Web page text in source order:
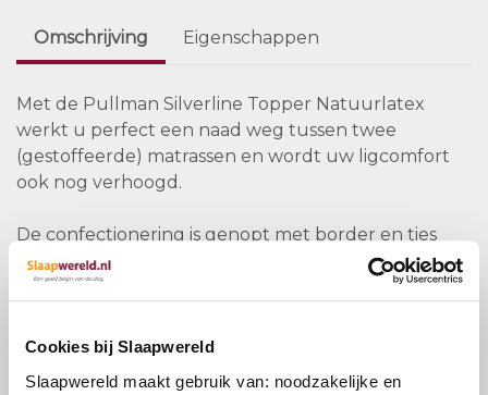
Cookies bij Slaapwereld
Slaapwereld maakt gebruik van: noodzakelijke en
Omschrijving Eigenschappen
Met de Pullman Silverline Topper Natuurlatex
werkt u perfect een naad weg tussen twee
(gestoffeerde) matrassen en wordt uw ligcomfort
ook nog verhoogd.
De confectionering is genopt met border en ties
van dit topdekmatras.
Vragen?